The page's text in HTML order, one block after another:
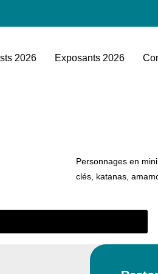
2026 Exposants 2026
Personnages en
clés, katanas,